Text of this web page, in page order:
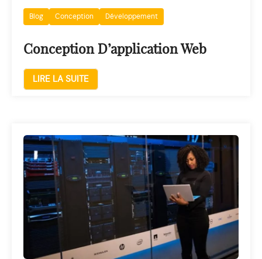
Blog Conception Développement
Conception D’application Web
LIRE LA SUITE